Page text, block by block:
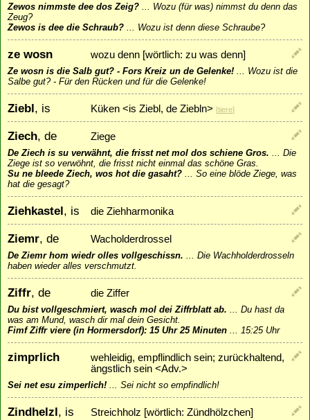
Zewos nimmste dee dos Zeig?
Wozu (für was) nimmst du denn das
Zeug?
Zewos is dee die Schraub?
Wozu ist denn diese Schraube?
ze wosn wozu denn [wörtlich: zu was denn]
Ze wosn is die Salb gut? - Fors Kreiz un de Gelenke!
Wozu ist die
Salbe gut? - Für den Rücken und für die Gelenke!
Ziebl, is Küken <is Ziebl, de Ziebln> [tiere]
Ziech, de Ziege
De Ziech is su verwähnt, die frisst net mol dos schiene Gros.
Die
Ziege ist so verwöhnt, die frisst nicht einmal das schöne Gras.
Su ne bleede Ziech, wos hot die gasaht?
So eine blöde Ziege, was
hat die gesagt?
Ziehkastel, is die Ziehharmonika
Ziemr, de Wacholderdrossel
De Ziemr hom wiedr olles vollgeschissn.
Die Wachholderdrosseln
haben wieder alles verschmutzt.
Ziffr, de die Ziffer
Du bist vollgeschmiert, wasch mol dei Ziffrblatt ab.
Du hast da
was am Mund, wasch dir mal dein Gesicht.
Fimf Ziffr viere (in Hormersdorf): 15 Uhr 25 Minuten
15:25 Uhr
zimprlich
wehleidig, empflindlich sein; zurückhaltend,
ängstlich sein <Adv.>
Sei net esu zimperlich! Sei nicht so empfindlich!
Zindhelzl, is Streichholz [wörtlich: Zündhölzchen]